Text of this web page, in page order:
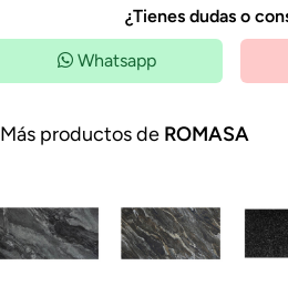
¿Tienes dudas o
Whatsapp
Más productos de ROMASA